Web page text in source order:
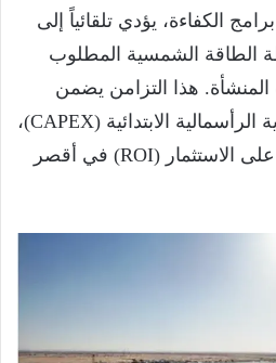
الكفاءة، يؤدي تلقائياً إلى
الشمسية المطلوب
المنشأة. هذا التزامن يضمن
الابتدائية (CAPEX)،
الاستثمار (ROI) في أقصر